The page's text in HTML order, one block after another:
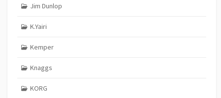
Jim Dunlop
K.Yairi
Kemper
Knaggs
KORG